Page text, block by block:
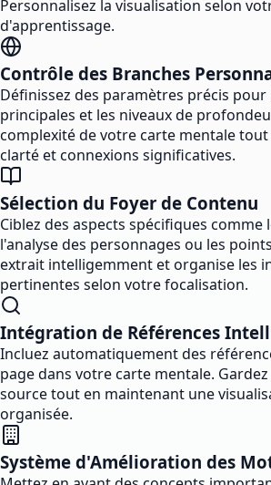
Personnalisez la visualisation selon
d'apprentissage.
Contrôle des Branches
Définissez des paramètres précis pour
principales et les niveaux de
complexité de votre carte mentale
clarté et connexions significatives.
Sélection du Foyer de Contenu
Ciblez des aspects spécifiques comme
l'analyse des personnages ou les
extrait intelligemment et organise les
pertinentes selon votre focalisation.
Intégration de Références
Incluez automatiquement des
page dans votre carte mentale.
source tout en maintenant une
organisée.
Système d'Amélioration des